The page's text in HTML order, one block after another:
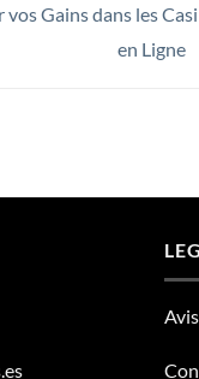
Gains dans les
en Ligne